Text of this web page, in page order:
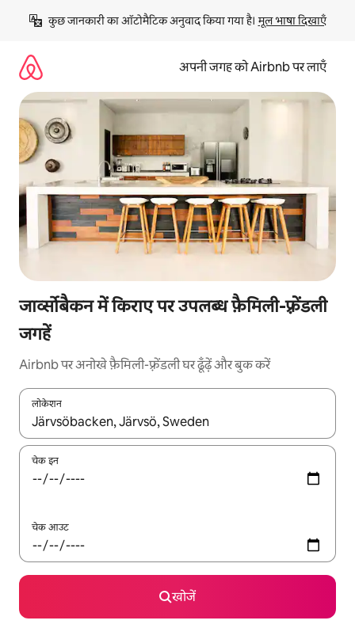
छोड़कर
कॉन्टेंट
कुछ जानकारी का ऑटोमैटिक अनुवाद किया गया है। मूल भाषा दिखाएँ
अपनी जगह को Airbnb पर लाएँ
जार्व्सोबैकन में किराए पर उपलब्ध फ़ैमिली-फ़्रेंडली
जगहें
Airbnb पर अनोखे फ़ैमिली-फ़्रेंडली घर ढूँढ़ें और बुक करें
लोकेशन
नतीजों के उपलब्ध होने पर, अप और डाउन 'ऐरो की' का इस्तेमाल करके नेविगेट
चेक इन
चेक आउट
खोजें